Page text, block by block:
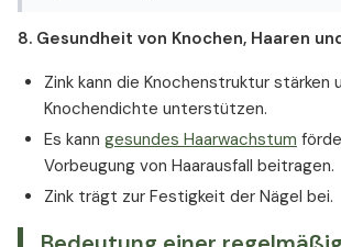
8. Gesundheit von Knochen, Haaren
Zink kann die Knochenstruktur stärken
Knochendichte unterstützen.
Es kann gesundes Haarwachstum
Vorbeugung von Haarausfall beitragen.
Zink trägt zur Festigkeit der Nägel bei.